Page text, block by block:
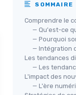
SOMMAIRE
Comprendre le
— Qu'est-ce
— Pourquoi
— Intégration
Les tendances
— Les
L'impact des
— L'ère